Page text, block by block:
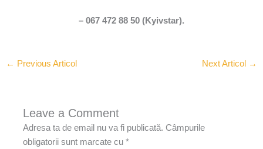
– 067 472 88 50 (Kyivstar).
← Previous Articol Next Articol →
Leave a Comment
Adresa ta de email nu va fi publicată. Câmpurile
obligatorii sunt marcate cu*